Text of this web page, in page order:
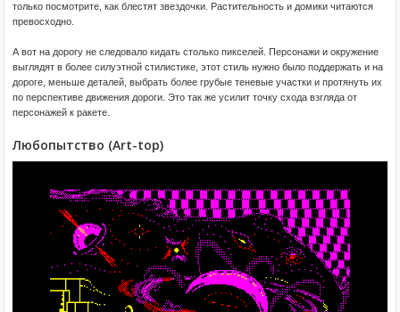
только посмотрите, как блестят звездочки. Растительность и домики читаются
превосходно.
А вот на дорогу не следовало кидать столько пикселей. Персонажи и окружение
выглядят в более силуэтной стилистике, этот стиль нужно было поддержать и на
дороге, меньше деталей, выбрать более грубые теневые участки и протянуть их
по перспективе движения дороги. Это так же усилит точку схода взгляда от
персонажей к ракете.
Любопытство (Art-top)